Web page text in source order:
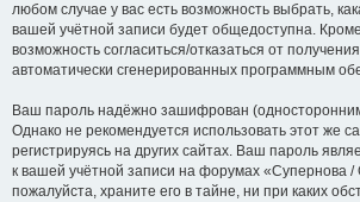
любом случае у вас есть возможность выбрать,
вашей учётной записи будет общедоступна. Кроме
возможность согласиться/отказаться от
автоматически сгенерированных программным
Ваш пароль надёжно зашифрован
Однако не рекомендуется использовать этот же
регистрируясь на других сайтах. Ваш пароль
к вашей учётной записи на форумах «Супернова
пожалуйста, храните его в тайне, ни при каких